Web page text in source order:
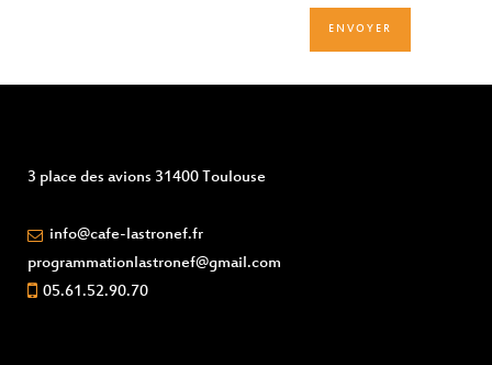
3 place des avions 31400 Toulouse
info@cafe-lastronef.fr
programmationlastronef@gmail.com
05.61.52.90.70